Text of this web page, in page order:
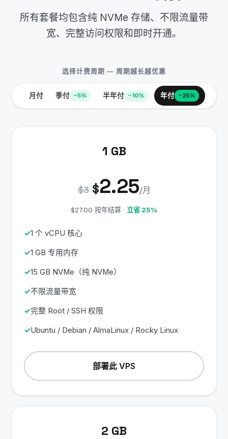
所有套餐均包含纯 NVMe 存储、不限流量带
宽、完整访问权限和即时开通。
选择计费周期 — 周期越长越优惠
月付 季付 −5% 半年付 −10% 年付 −25%
1 GB
$3 $2.25/月
$27.00 按年结算 · 立省 25%
1 个 vCPU 核心
1 GB 专用内存
15 GB NVMe（纯 NVMe）
不限流量带宽
完整 Root / SSH 权限
Ubuntu / Debian / AlmaLinux / Rocky Linux
部署此 VPS
2 GB